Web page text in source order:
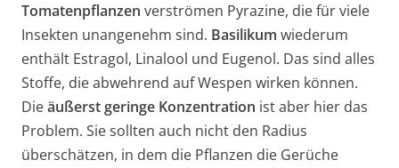
Tomatenpflanzen verströmen Pyrazine, die für viele
Insekten unangenehm sind. Basilikum wiederum
enthält Estragol, Linalool und Eugenol. Das sind alles
Stoffe, die abwehrend auf Wespen wirken können.
Dieäußerst geringe Konzentration ist aber hier das
Problem. Sie sollten auch nicht den Radius
überschätzen, in dem die Pflanzen die Gerüche